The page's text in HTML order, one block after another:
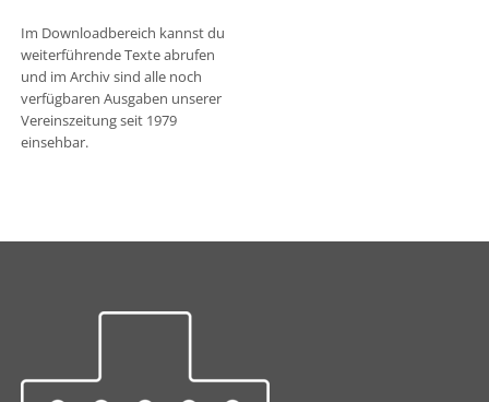
Im Downloadbereich kannst du
weiterführende Texte abrufen
und im Archiv sind alle noch
verfügbaren Ausgaben unserer
Vereinszeitung seit 1979
einsehbar.